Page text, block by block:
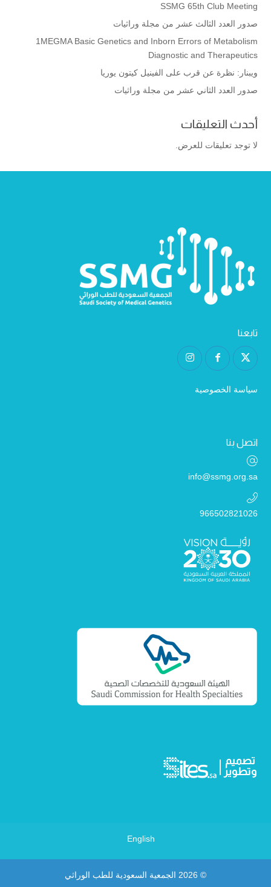
SSMG 65th Club Meeting
صدور العدد الثالث عشر من مجلة وراثيات
1MEGMA Basic Genetics and Inborn Errors of Metabolism
Diagnostic and Therapeutics
ويبنار: نظرة عن قرب على الفينيل كيتون يوريا
صدور العدد الثاني عشر من مجلة وراثيات
أحدث التعليقات
لا توجد تعليقات للعرض.
تابعنا
سياسة الخصوصية
اتصل بنا
info@ssmg.org.sa
966502821026
English
© 2026 الجمعية السعودية للطب الوراثي